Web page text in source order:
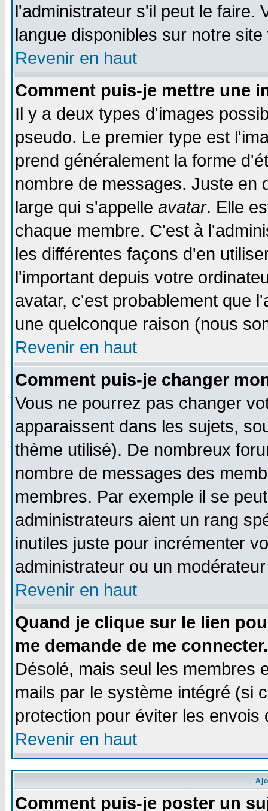
l'administrateur s'il peut le faire.
langue disponibles sur notre site
Revenir en haut
Comment puis-je mettre une
Il y a deux types d'images
pseudo. Le premier type est
prend généralement la forme
nombre de messages. Juste en
large qui s'appelle avatar. Elle
chaque membre. C'est à
les différentes façons d'en
l'important depuis votre
avatar, c'est probablement que
une quelconque raison (nous
Revenir en haut
Comment puis-je changer
Vous ne pourrez pas changer
apparaissent dans les sujets,
thème utilisé). De nombreux
nombre de messages des
membres. Par exemple il se
administrateurs aient un rang
inutiles juste pour incrémenter
administrateur ou un
Revenir en haut
Quand je clique sur le lien
me demande de me connecter.
Désolé, mais seul les membres
mails par le système intégré (si
protection pour éviter les
Revenir en haut
Comment puis-je poster un